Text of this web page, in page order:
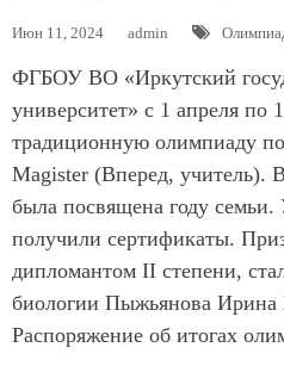
Июн 11, 2024 admin
ФГБОУ ВО «Иркутский
университет» с 1 апреля по
традиционную олимпиаду
Magister (Вперед, учитель).
была посвящена году
получили сертификаты.
дипломантом II степени,
биологии Пыжьянова Ирина
Распоряжение об итогах